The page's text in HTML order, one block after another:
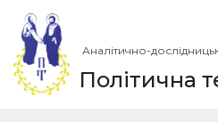
Аналітично-
Політична